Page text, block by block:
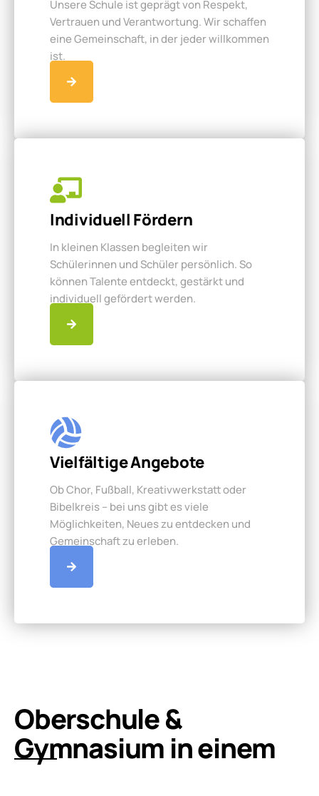
Unsere Schule ist geprägt von Respekt,
Vertrauen und Verantwortung. Wir schaffen
eine Gemeinschaft, in der jeder willkommen
ist.
Individuell Fördern
In kleinen Klassen begleiten wir
Schülerinnen und Schüler persönlich. So
können Talente entdeckt, gestärkt und
individuell gefördert werden.
Vielfältige Angebote
Ob Chor, Fußball, Kreativwerkstatt oder
Bibelkreis – bei uns gibt es viele
Möglichkeiten, Neues zu entdecken und
Gemeinschaft zu erleben.
Oberschule &
Gymnasium in einem